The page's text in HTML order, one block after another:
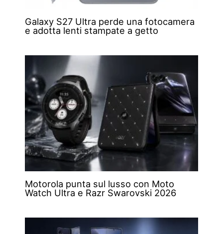
Galaxy S27 Ultra perde una fotocamera
e adotta lenti stampate a getto
Motorola punta sul lusso con Moto
Watch Ultra e Razr Swarovski 2026